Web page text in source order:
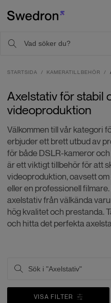
STARTSIDA KAMERATILLBEHÖR
Axelstativ för stabil
videoproduktion
Välkommen till vår kategori
erbjuder ett brett utbud av
för både DSLR-kameror
är ett viktigt tillbehör för att
videoproduktion, oavsett
eller en professionell
axelstativ från välkända
hög kvalitet och prestanda.
och hitta det perfekta
VISA FILTER